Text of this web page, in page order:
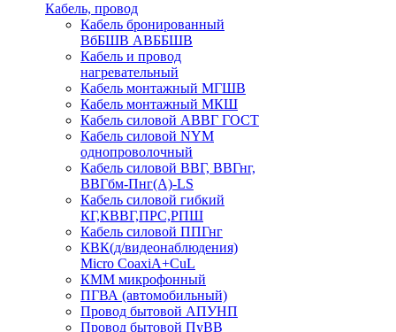
Кабель, провод
Кабель бронированный
ВбБШВ АВББШВ
Кабель и провод
нагревательный
Кабель монтажный МГШВ
Кабель монтажный МКШ
Кабель силовой АВВГ ГОСТ
Кабель силовой NYM
однопроволочный
Кабель силовой ВВГ, ВВГнг,
ВВГбм-Пнг(А)-LS
Кабель силовой гибкий
КГ,КВВГ,ПРС,РПШ
Кабель силовой ППГнг
КВК(д/видеонаблюдения)
Micro CoaxiA+CuL
КММ микрофонный
ПГВА (автомобильный)
Провод бытовой АПУНП
Провод бытовой ПуВВ